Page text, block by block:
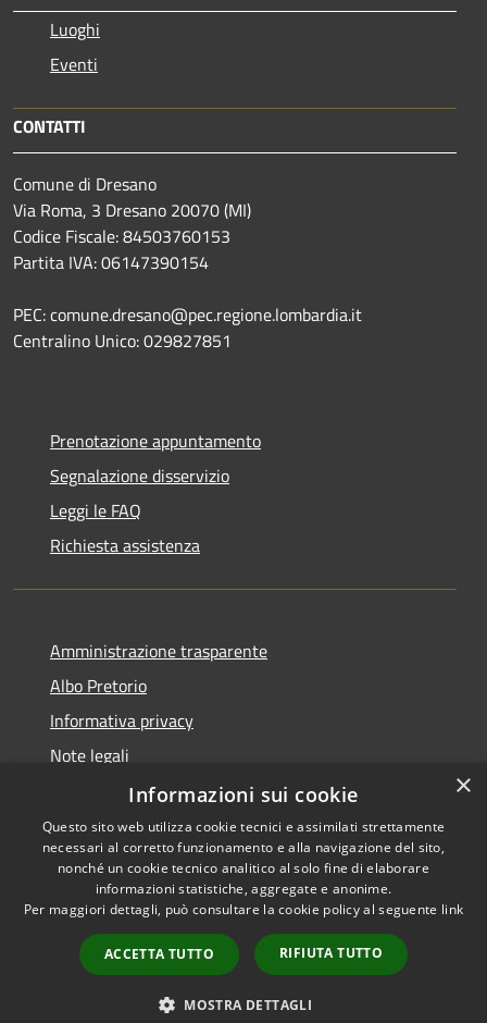
Luoghi
Eventi
CONTATTI
Comune di Dresano
Via Roma, 3 Dresano 20070 (MI)
Codice Fiscale: 84503760153
Partita IVA: 06147390154
PEC: comune.dresano@pec.regione.lombardia.it
Centralino Unico: 029827851
Prenotazione appuntamento
Segnalazione disservizio
Leggi le FAQ
Richiesta assistenza
Amministrazione trasparente
Albo Pretorio
Informativa privacy
Note legali
Dichiarazione di accessibilità
RSS
Accessibilità
Copyright © 2026 • Comune di
Municipium•
Accesso
redazione
×
Informazioni sui cookie
Questo sito web utilizza cookie tecnici e assimilati strettamente
necessari al corretto funzionamento e alla navigazione del sito,
nonché un cookie tecnico analitico al solo fine di elaborare
informazioni statistiche, aggregate e anonime.
Per maggiori dettagli, può consultare la cookie policy al seguente link
ACCETTA TUTTO RIFIUTA TUTTO
MOSTRA DETTAGLI